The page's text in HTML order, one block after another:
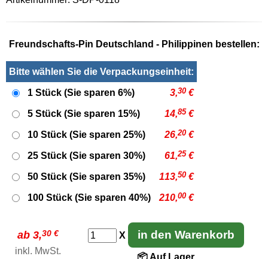
Freundschafts-Pin Deutschland - Philippinen bestellen:
Bitte wählen Sie die Verpackungseinheit:
1 Stück (Sie sparen 6%) 3,30 €
5 Stück (Sie sparen 15%) 14,85 €
10 Stück (Sie sparen 25%) 26,20 €
25 Stück (Sie sparen 30%) 61,25 €
50 Stück (Sie sparen 35%) 113,50 €
100 Stück (Sie sparen 40%) 210,00 €
ab 3,30 €
inkl. MwSt.
X in den Warenkorb
📦 Auf Lager